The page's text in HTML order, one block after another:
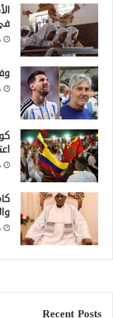
Recent Posts